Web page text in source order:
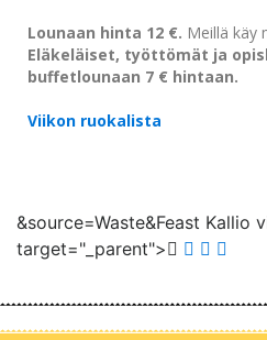
Lounaan hinta 12 €. Meillä käy
Eläkeläiset, työttömät ja
buffetlounaan 7 € hintaan.
Viikon ruokalista
&source=Waste&Feast Kallio
target="_parent">